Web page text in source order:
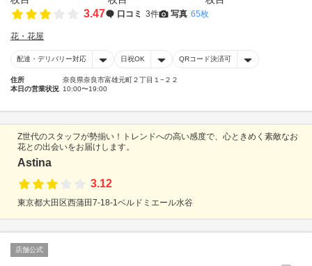
3.47 口コミ 3件 写真 65枚
花・花屋
配達・デリバリー対応 日祝OK QRコード決済可
住所
奈良県奈良市富雄元町２丁目１−２２
本日の営業状況 10:00〜19:00
Z世代のスタッフが勢揃い！トレンドへの高い感度で、心ときめく素敵なお
花との出会いをお届けします。
Astina
3.12
東京都大田区西蒲田7-18-1ベルドミエール水谷
店舗公式